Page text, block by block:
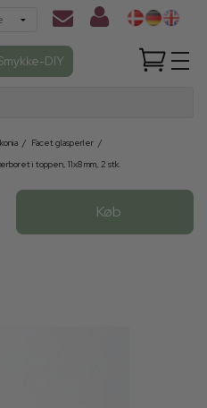
DIY
/ Facet glasperler /
i toppen, 11x8 mm, 2 stk.
Køb